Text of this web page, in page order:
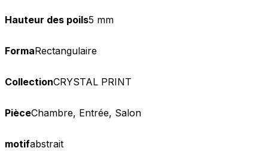
Hauteur des poils5 mm
FormaRectangulaire
CollectionCRYSTAL PRINT
PièceChambre, Entrée, Salon
motifabstrait